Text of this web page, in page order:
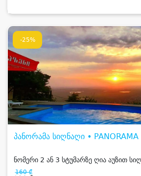
-25%
პანორამა სიღნაღი • PANORAMA
ნომერი 2 ან 3 სტუმარზე ღია აუზით
160 ₾